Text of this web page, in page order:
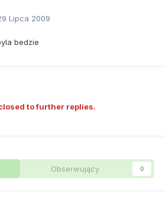
Lipca 2009
bedzie
to further replies.
Obserwujący 0